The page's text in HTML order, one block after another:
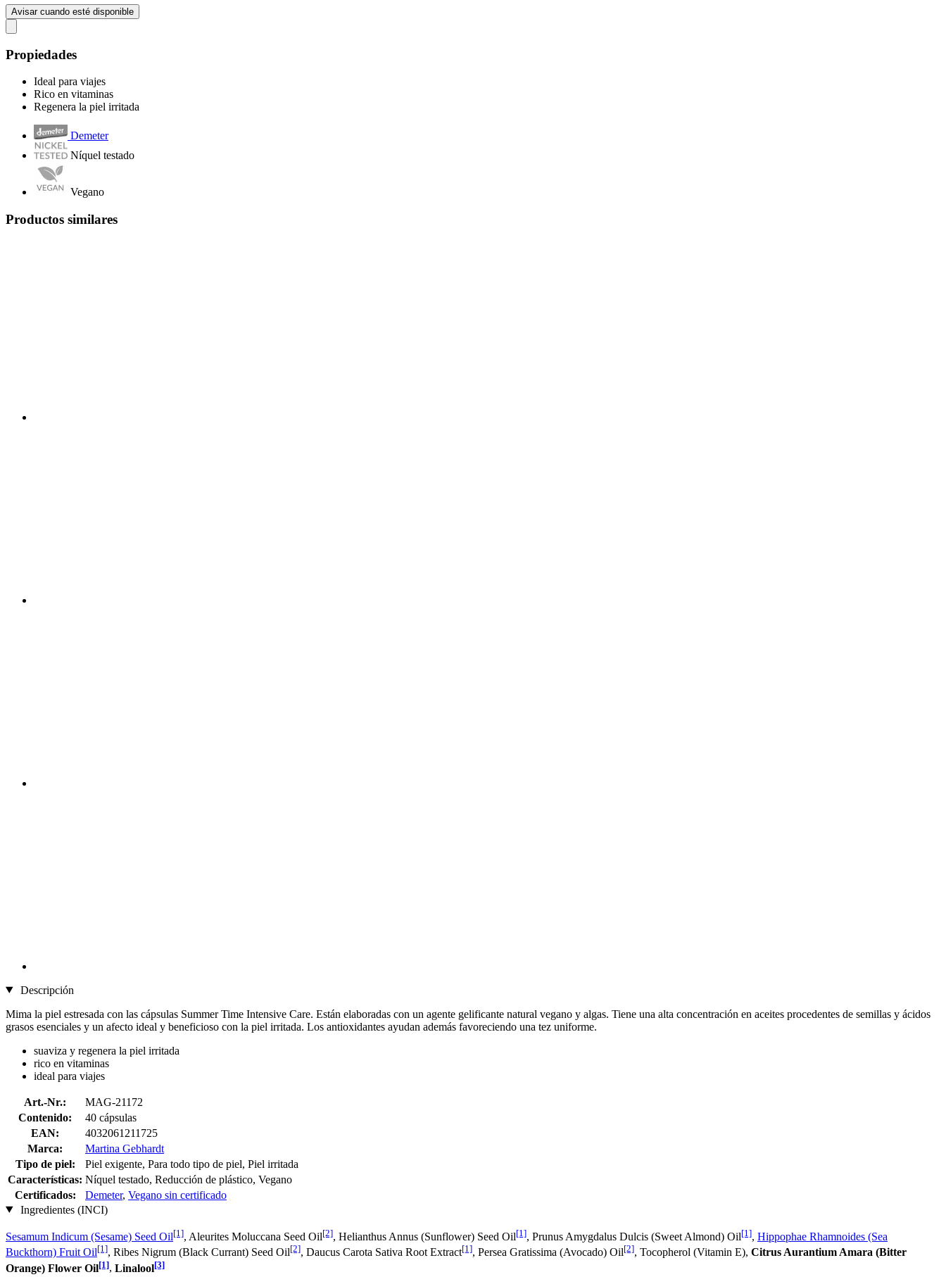
Avisar cuando esté disponible
Propiedades
Ideal para viajes
Rico en vitaminas
Regenera la piel irritada
Demeter
Níquel testado
Vegano
Productos similares
Descripción
Mima la piel estresada con las cápsulas Summer Time Intensive Care. Están elaboradas con un agente gelificante natural vegano y algas. Tiene una alta concentración en aceites procedentes de semillas y ácidos
grasos esenciales y un afecto ideal y beneficioso con la piel irritada. Los antioxidantes ayudan además favoreciendo una tez uniforme.
suaviza y regenera la piel irritada
rico en vitaminas
ideal para viajes
Art.-Nr.:
MAG-21172
Contenido:
40 cápsulas
EAN:
4032061211725
Marca:
Martina Gebhardt
Tipo de piel:
Piel exigente, Para todo tipo de piel, Piel irritada
Características: Níquel testado, Reducción de plástico, Vegano
Certificados:
Demeter, Vegano sin certificado
Ingredientes (INCI)
Sesamum Indicum (Sesame) Seed Oil[1], Aleurites Moluccana Seed Oil[2], Helianthus Annus (Sunflower) Seed Oil[1], Prunus Amygdalus Dulcis (Sweet Almond) Oil[1], Hippophae Rhamnoides (Sea
Buckthorn) Fruit Oil[1], Ribes Nigrum (Black Currant) Seed Oil[2], Daucus Carota Sativa Root Extract[1], Persea Gratissima (Avocado) Oil[2], Tocopherol (Vitamin E), Citrus Aurantium Amara (Bitter
Orange) Flower Oil[1], Linalool[3]